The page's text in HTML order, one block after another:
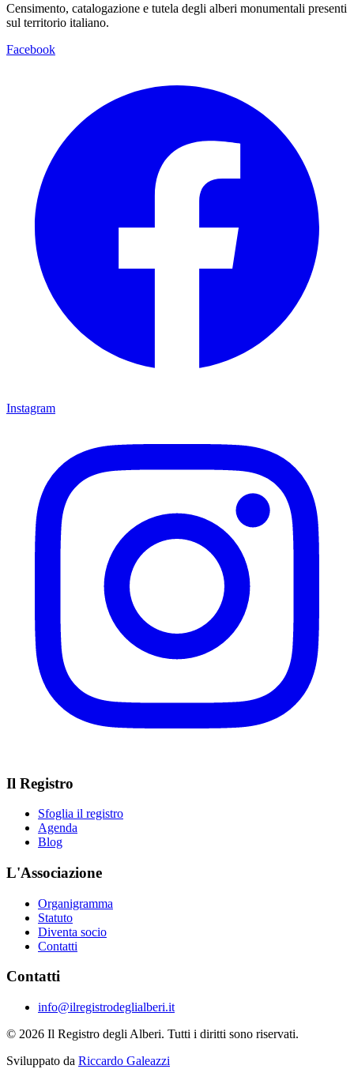
Censimento, catalogazione e tutela degli alberi monumentali presenti
sul territorio italiano.
Facebook
Instagram
Il Registro
Sfoglia il registro
Agenda
Blog
L'Associazione
Organigramma
Statuto
Diventa socio
Contatti
Contatti
info@ilregistrodeglialberi.it
© 2026 Il Registro degli Alberi. Tutti i diritti sono riservati.
Sviluppato da Riccardo Galeazzi